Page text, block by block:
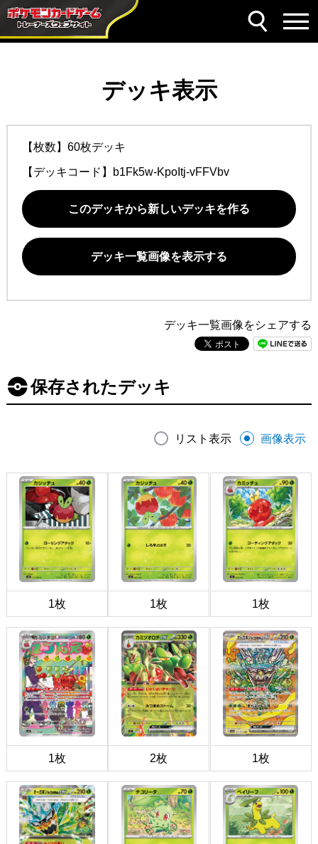
デッキ表示
【枚数】60枚デッキ
【デッキコード】 b1Fk5w-KpoItj-vFFVbv
このデッキから新しいデッキを作る
デッキ一覧画像を表示する
デッキ一覧画像をシェアする
保存されたデッキ
リスト表示 画像表示
1枚 1枚 1枚
1枚 2枚 1枚